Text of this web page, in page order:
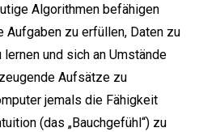
Algorithmen befähigen
Aufgaben zu erfüllen, Daten zu
und sich an Umstände
Aufsätze zu
jemals die Fähigkeit
(das „Bauchgefühl“) zu